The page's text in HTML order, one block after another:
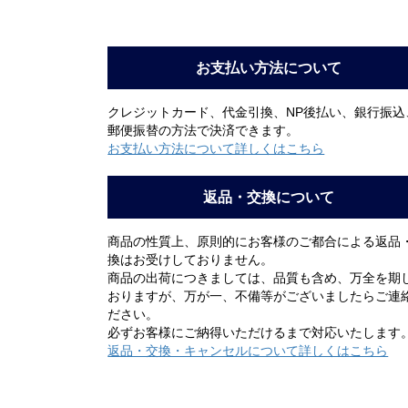
お支払い方法について
クレジットカード、代金引換、NP後払い、銀行振込
郵便振替の方法で決済できます。
お支払い方法について詳しくはこちら
返品・交換について
商品の性質上、原則的にお客様のご都合による返品
換はお受けしておりません。
商品の出荷につきましては、品質も含め、万全を期
おりますが、万が一、不備等がございましたらご連
ださい。
必ずお客様にご納得いただけるまで対応いたします
返品・交換・キャンセルについて詳しくはこちら